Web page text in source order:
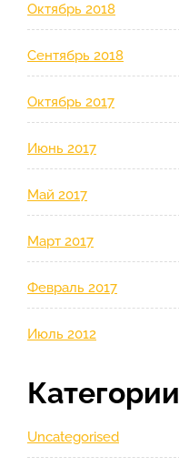
Октябрь 2018
Сентябрь 2018
Октябрь 2017
Июнь 2017
Май 2017
Март 2017
Февраль 2017
Июль 2012
Категории
Uncategorised